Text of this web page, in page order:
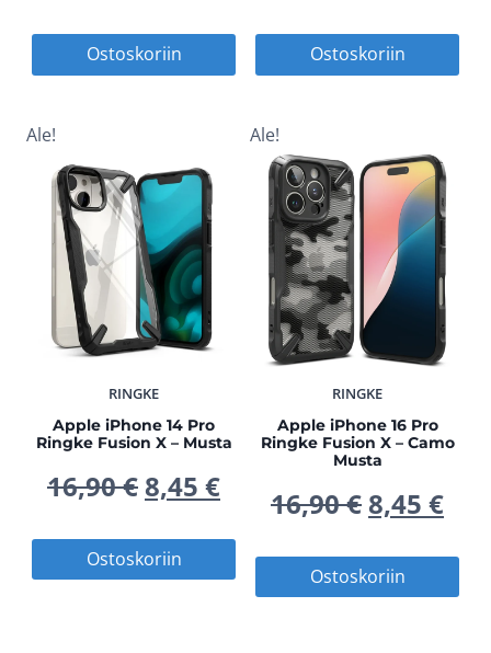
hinta
oli:
hinta
on:
8,45 €.
Ostoskoriin
hinta
oli:
on:
Ostoskoriin
Ale!
RINGKE
Apple iPhone 14 Pro
Ringke Fusion X – Musta
16,90€ Alkuperäinen
hinta
oli:
8,45 €Nykyinen
hinta
on:
Ostoskoriin
Ale!
RINGKE
Apple iPhone 16 Pro
Ringke Fusion X – Camo
Musta
16,90€
hinta
oli:
8,45 €
on:
Ostoskoriin